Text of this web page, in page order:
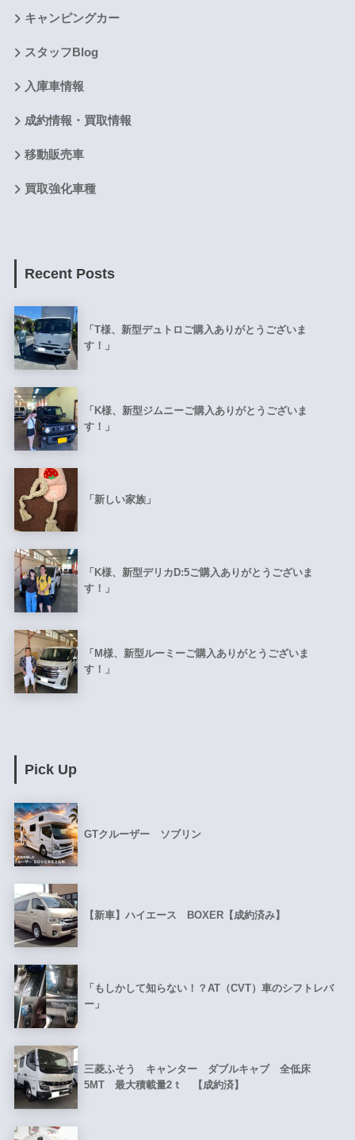
キャンピングカー
スタッフBlog
入庫車情報
成約情報・買取情報
移動販売車
買取強化車種
Recent Posts
「T様、新型デュトロご購入ありがとうございま
す！」
「K様、新型ジムニーご購入ありがとうございま
す！」
「新しい家族」
「K様、新型デリカD:5ご購入ありがとうございま
す！」
「M様、新型ルーミーご購入ありがとうございま
す！」
Pick Up
GTクルーザー ソブリン
【新車】ハイエース BOXER【成約済み】
「もしかして知らない！？AT（CVT）車のシフトレバ
ー」
三菱ふそう キャンター ダブルキャブ 全低床
5MT 最大積載量2ｔ 【成約済】